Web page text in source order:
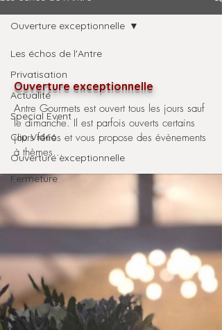
Les échos de l'Antre
Privatisation
Actualité
Special Event
Clip Vidéo
Ouverture exceptionnelle
Fermeture
Ouverture exceptionnelle
Ouverture exceptionnelle
Antre Gourmets est ouvert tous les jours sauf
le dimanche. Il est parfois ouverts certains
jours fériés et vous propose des évènements
à thèmes...